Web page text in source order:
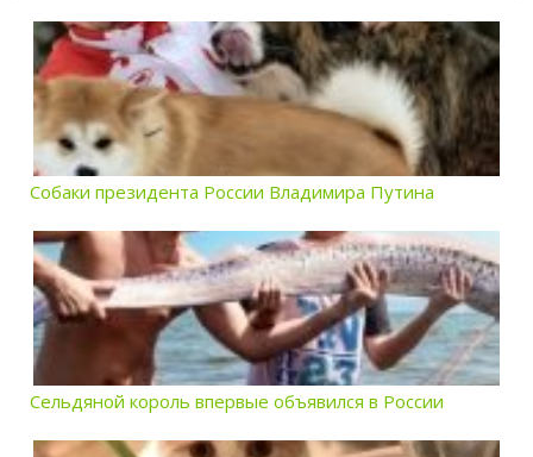
Собаки президента России Владимира Путина
Сельдяной король впервые объявился в России